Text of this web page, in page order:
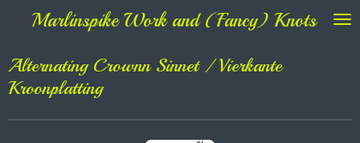
naar
de
hoofdinhoud
Marlinspike Work and (Fancy) Knots
Alternating Crownn Sinnet / Vierkante
Kroonplatting